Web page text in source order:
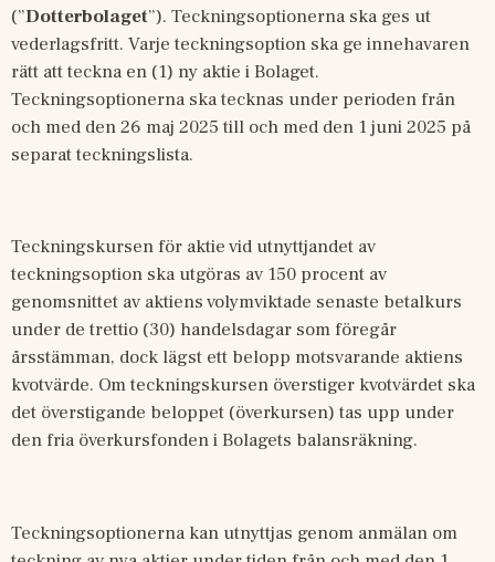
(”Dotterbolaget”). Teckningsoptionerna ska ges ut
vederlagsfritt. Varje teckningsoption ska ge innehavaren
rätt att teckna en (1) ny aktie i Bolaget.
Teckningsoptionerna ska tecknas under perioden från
och med den 26 maj 2025 till och med den 1 juni 2025 på
separat teckningslista.
Teckningskursen för aktie vid utnyttjandet av
teckningsoption ska utgöras av 150 procent av
genomsnittet av aktiens volymviktade senaste betalkurs
under de trettio (30) handelsdagar som föregår
årsstämman, dock lägst ett belopp motsvarande aktiens
kvotvärde. Om teckningskursen överstiger kvotvärdet ska
det överstigande beloppet (överkursen) tas upp under
den fria överkursfonden i Bolagets balansräkning.
Teckningsoptionerna kan utnyttjas genom anmälan om